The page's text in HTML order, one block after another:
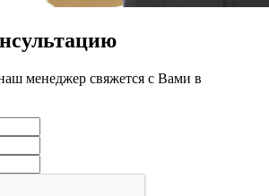
менеджер свяжется с Вами в